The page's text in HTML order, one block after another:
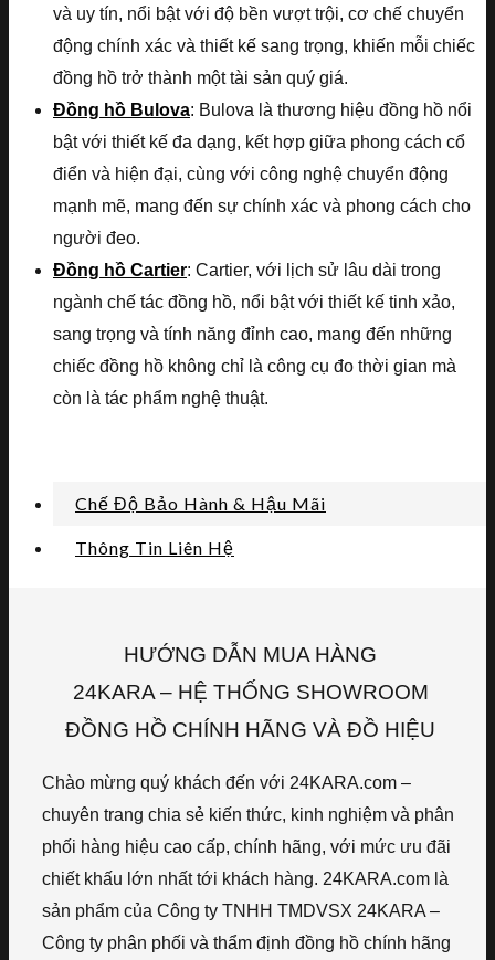
và uy tín, nổi bật với độ bền vượt trội, cơ chế chuyển
động chính xác và thiết kế sang trọng, khiến mỗi chiếc
đồng hồ trở thành một tài sản quý giá.
Đồng hồ Bulova: Bulova là thương hiệu đồng hồ nổi
bật với thiết kế đa dạng, kết hợp giữa phong cách cổ
điển và hiện đại, cùng với công nghệ chuyển động
mạnh mẽ, mang đến sự chính xác và phong cách cho
người đeo.
Đồng hồ Cartier: Cartier, với lịch sử lâu dài trong
ngành chế tác đồng hồ, nổi bật với thiết kế tinh xảo,
sang trọng và tính năng đỉnh cao, mang đến những
chiếc đồng hồ không chỉ là công cụ đo thời gian mà
còn là tác phẩm nghệ thuật.
Chế Độ Bảo Hành & Hậu Mãi
Thông Tin Liên Hệ
HƯỚNG DẪN MUA HÀNG
24KARA – HỆ THỐNG SHOWROOM
ĐỒNG HỒ CHÍNH HÃNG VÀ ĐỒ HIỆU
Chào mừng quý khách đến với 24KARA.com –
chuyên trang chia sẻ kiến thức, kinh nghiệm và phân
phối hàng hiệu cao cấp, chính hãng, với mức ưu đãi
chiết khấu lớn nhất tới khách hàng. 24KARA.com là
sản phẩm của Công ty TNHH TMDVSX 24KARA –
Công ty phân phối và thẩm định đồng hồ chính hãng